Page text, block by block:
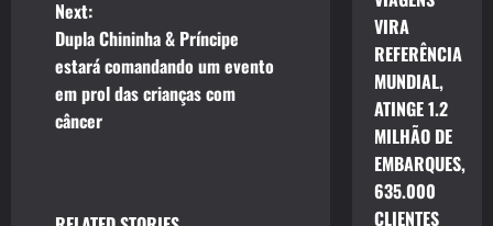
t
n
a
Next:
Dupla Chininha & Príncipe
estará comandando um evento
em prol das crianças com
câncer
VIRA
REFERÊNCIA
MUNDIAL,
ATINGE 1.2
MILHÃO DE
EMBARQUES,
635.000
CLIENTES